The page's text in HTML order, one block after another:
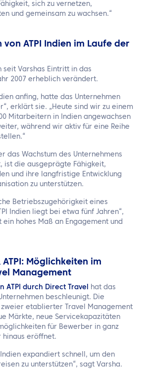
sich zu vernetzen,
und gemeinsam zu wachsen.“
von ATPI Indien im Laufe der
seit Varshas Eintritt in das
2007 erheblich verändert.
anfing, hatte das Unternehmen
erklärt sie. „Heute sind wir zu einem
Mitarbeitern in Indien angewachsen
während wir aktiv für eine Reihe
das Wachstum des Unternehmens
ist die ausgeprägte Fähigkeit,
und ihre langfristige Entwicklung
zu unterstützen.
Betriebszugehörigkeit eines
Indien liegt bei etwa fünf Jahren“,
ein hohes Maß an Engagement und
ATPI: Möglichkeiten im
Management
ATPI durch Direct Travel
hat das
beschleunigt. Die
zweier etablierter Travel Management
Märkte, neue Servicekapazitäten
für Bewerber in ganz
hinaus eröffnet.
Indien expandiert schnell, um den
zu unterstützen“, sagt Varsha.